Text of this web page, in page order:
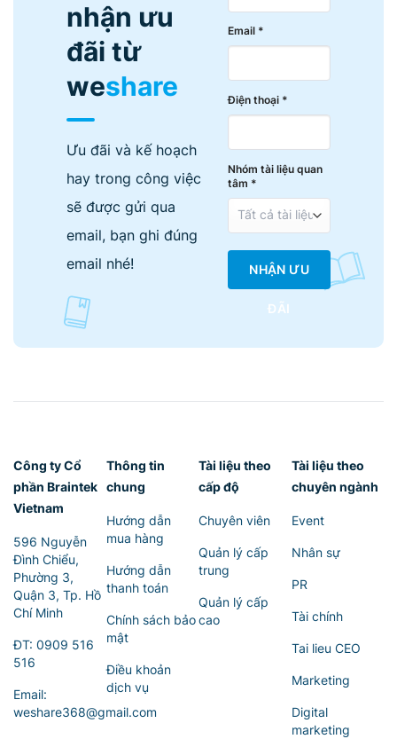
nhận ưu
đãi từ
weshare
Ưu đãi và kế hoạch
hay trong công việc
sẽ được gửi qua
email, bạn ghi đúng
email nhé!
Email *
Điện thoại *
Nhóm tài liệu quan
tâm *
NHẬN ƯU
ĐÃI
Công ty Cổ
phần Braintek
Vietnam
596 Nguyễn
Đình Chiểu,
Phường 3,
Quận 3, Tp. Hồ
Chí Minh
ĐT: 0909 516
516
Email:
weshare368@gmail.com
Thông tin
chung
Hướng dẫn
mua hàng
Hướng dẫn
thanh toán
Chính sách bảo
mật
Điều khoản
dịch vụ
Tài liệu theo
cấp độ
Chuyên viên
Quản lý cấp
trung
Quản lý cấp
cao
Tài liệu theo
chuyên ngành
Event
Nhân sự
PR
Tài chính
Tai lieu CEO
Marketing
Digital
marketing